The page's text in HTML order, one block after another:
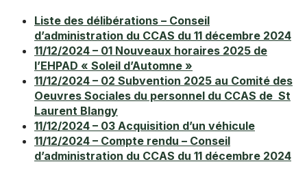
Liste des délibérations – Conseil
d’administration du CCAS du 11 décembre 2024
11/12/2024 – 01 Nouveaux horaires 2025 de
l’EHPAD « Soleil d’Automne »
11/12/2024 – 02 Subvention 2025 au Comité des
Oeuvres Sociales du personnel du CCAS de St
Laurent Blangy
11/12/2024 – 03 Acquisition d’un véhicule
11/12/2024 – Compte rendu – Conseil
d’administration du CCAS du 11 décembre 2024